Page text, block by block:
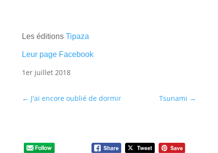
Les éditions Tipaza
Leur page Facebook
1er juillet 2018
← J'ai encore oublié de dormir Tsunami →